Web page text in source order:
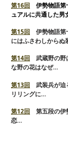
第16回
伊勢物語第
ュアルに共通した男
第15回 伊勢物語第
にはふさわしからぬ
第14回 武蔵野の野
な野の花はなぜ…
第13回 武装兵が
リリングに…
第12回 第五段の伊
恋…